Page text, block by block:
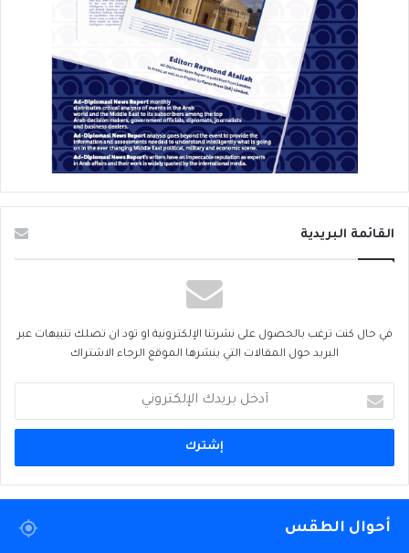
القائمة البريدية
في حال كنت ترغب بالحصول على نشرتنا الإلكترونية او تود ان تصلك تنبيهات عبر
البريد حول المقالات التي ينشرها الموقع الرجاء الاشتراك
بريدك
الإلكتروني
أحوال الطقس